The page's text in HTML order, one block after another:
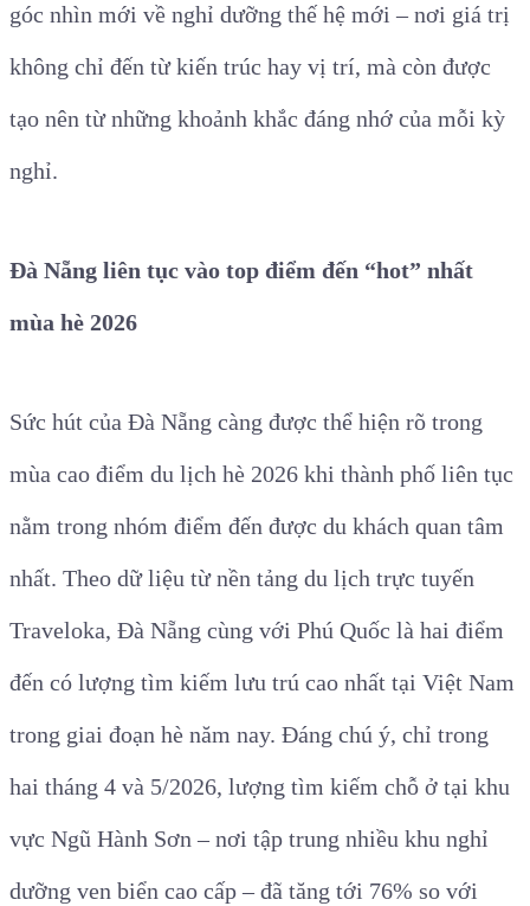
góc nhìn mới về nghỉ dưỡng thế hệ mới – nơi giá trị
không chỉ đến từ kiến trúc hay vị trí, mà còn được
tạo nên từ những khoảnh khắc đáng nhớ của mỗi kỳ
nghỉ.
Đà Nẵng liên tục vào top điểm đến “hot” nhất
mùa hè 2026
Sức hút của Đà Nẵng càng được thể hiện rõ trong
mùa cao điểm du lịch hè 2026 khi thành phố liên tục
nằm trong nhóm điểm đến được du khách quan tâm
nhất. Theo dữ liệu từ nền tảng du lịch trực tuyến
Traveloka, Đà Nẵng cùng với Phú Quốc là hai điểm
đến có lượng tìm kiếm lưu trú cao nhất tại Việt Nam
trong giai đoạn hè năm nay. Đáng chú ý, chỉ trong
hai tháng 4 và 5/2026, lượng tìm kiếm chỗ ở tại khu
vực Ngũ Hành Sơn – nơi tập trung nhiều khu nghỉ
dưỡng ven biển cao cấp – đã tăng tới 76% so với